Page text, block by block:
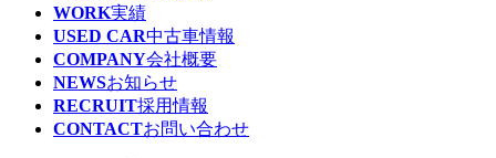
WORK実績
USED CAR中古車情報
COMPANY会社概要
NEWSお知らせ
RECRUIT採用情報
CONTACTお問い合わせ